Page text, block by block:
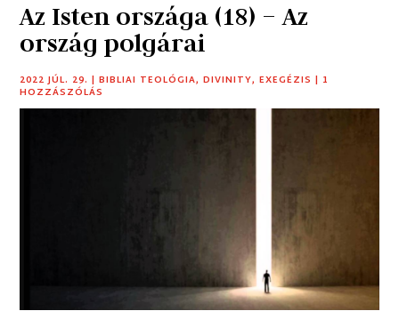
Az Isten országa (18) – Az
ország polgárai
2022 JÚL. 29. |BIBLIAI TEOLÓGIA,DIVINITY,EXEGÉZIS | 1
HOZZÁSZÓLÁS